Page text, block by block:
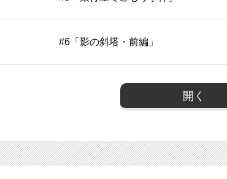
#6「影の斜塔・前編」
開く